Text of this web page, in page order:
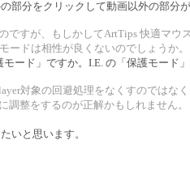
部分をクリックして動画以外の部分
ですが、もしかしてArtTips 快適マウ
ードは相性が良くないのでしょうか。
モード」ですか。I.E. の「保護モード
対象の回避処理をなくすのではな
調整をするのが正解かもしれません。
いと思います。